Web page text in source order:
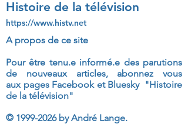
Histoire de la télévision
https://www.histv.net
A propos de ce site
Pour être tenu.e informé.e des parutions
de nouveaux articles, abonnez vous
aux pages Facebook et Bluesky "Histoire
de la télévision"
© 1999-2026by André Lange.